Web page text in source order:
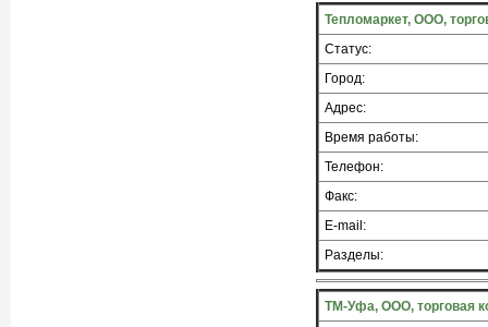
Тепломаркет, ООО,
Статус:
Город:
Адрес:
Время работы:
Телефон:
Факс:
E-mail:
Разделы:
ТМ-Уфа, ООО, торговая